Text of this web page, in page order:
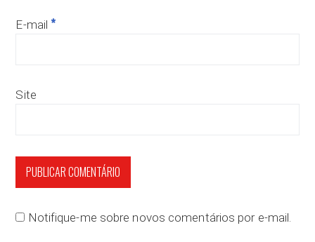
E-mail *
Site
Notifique-me sobre novos comentários por e-mail.